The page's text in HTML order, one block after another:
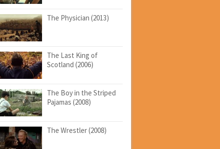
The Physician (2013)
The Last King of
Scotland (2006)
The Boy in the Striped
Pajamas (2008)
The Wrestler (2008)